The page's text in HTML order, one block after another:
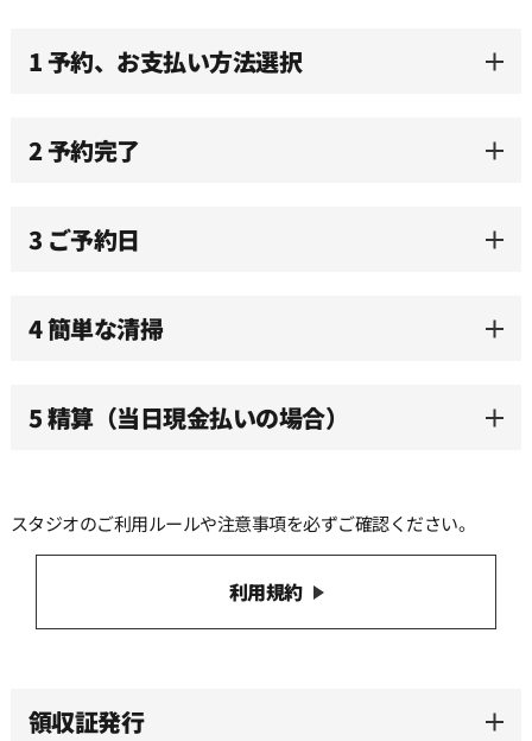
11:00
11:30
12:00
1 予約、お支払い方法選択
2 予約完了
3 ご予約日
4 簡単な清掃
5 精算（当日現金払いの場合）
スタジオのご利用ルールや注意事項を必ずご確認ください。
利用規約
領収証発行